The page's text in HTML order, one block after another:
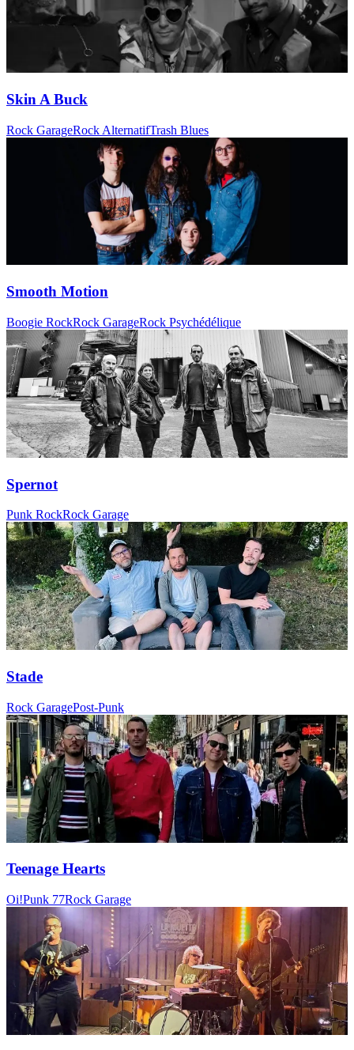
Skin A Buck
Rock GarageRock AlternatifTrash Blues
Smooth Motion
Boogie RockRock GarageRock Psychédélique
Spernot
Punk RockRock Garage
Stade
Rock GaragePost-Punk
Teenage Hearts
Oi!Punk 77Rock Garage